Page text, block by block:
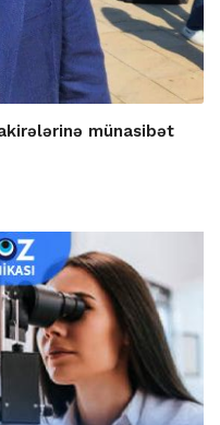
münasibət